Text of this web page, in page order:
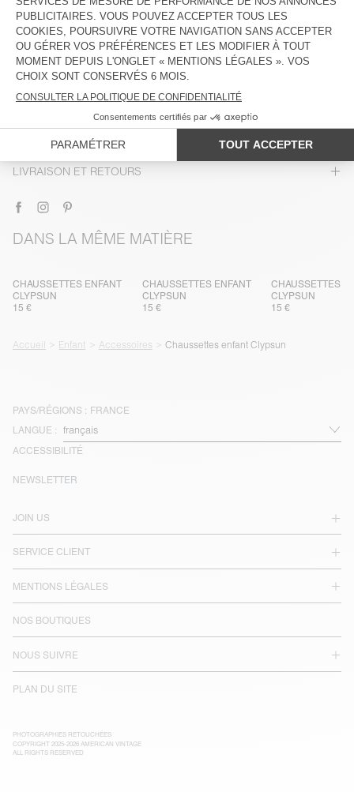
VOIR LA DISPONIBILITE EN MAGASIN
DESCRIPTION
TAILLE ET COUPE
COMPOSITION
TRAÇABILITÉ
LIVRAISON ET RETOURS
DANS LA MÊME MATIÈRE
CHAUSSETTES ENFANT
CLYPSUN
15 €
CHAUSSETTES ENFANT
CLYPSUN
15 €
CHAUSSETTES
CLYPSUN
15 €
Accueil Enfant Accessoires Chaussettes enfant Clypsun
PAYS/RÉGIONS : FRANCE
LANGUE :
ACCESSIBILITÉ
JOIN US
SERVICE CLIENT
MENTIONS LÉGALES
NOS BOUTIQUES
NOUS SUIVRE
PLAN DU SITE
NEWSLETTER
PHOTOGRAPHIES RETOUCHÉES
COPYRIGHT 2025-2026 AMERICAN VINTAGE
ALL RIGHTS RESERVED